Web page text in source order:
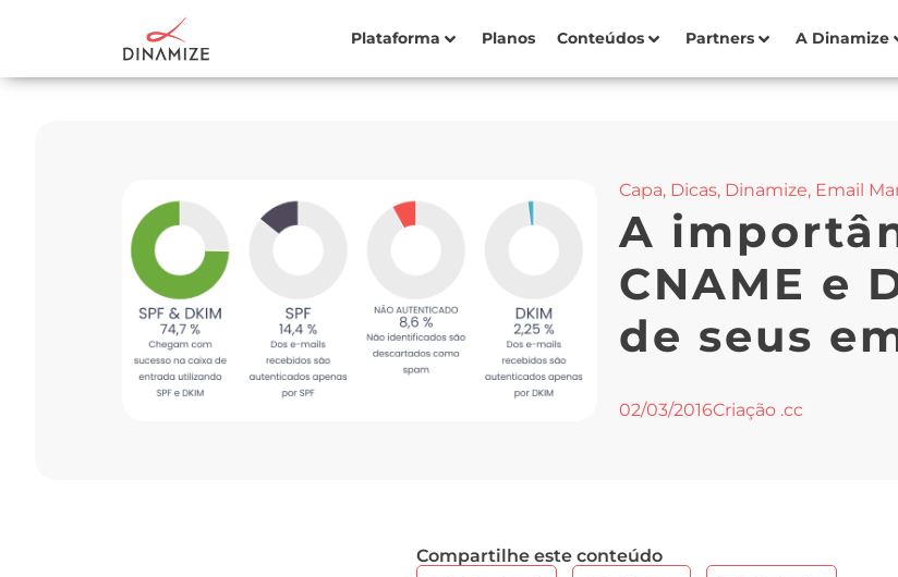
Plataforma Planos Conteúdos Partners A Dinamize
Capa, Dicas, Dinamize, Email
A
CNAME e
de seus
02/03/2016Criação .cc
Compartilhe este conteúdo